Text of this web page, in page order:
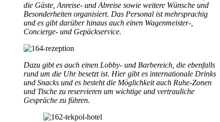
die Gäste, Anreise- und Abreise sowie weitere Wünsche und
Besonderheiten organisiert. Das Personal ist mehrsprachig
und es gibt darüber hinaus auch einen Wagenmeister-,
Concierge- und Gepäckservice.
Dazu gibt es auch einen Lobby- und Barbereich, die ebenfalls
rund um die Uhr besetzt ist. Hier gibt es internationale Drinks
und Snacks und es besteht die Möglichkeit auch Ruhe-Zonen
und Tische zu reservieren um wichtige und vertrauliche
Gespräche zu führen.